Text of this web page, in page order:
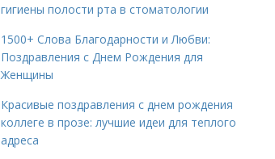
гигиены полости рта в стоматологии
1500+ Слова Благодарности и Любви:
Поздравления с Днем Рождения для
Женщины
Красивые поздравления с днем рождения
коллеге в прозе: лучшие идеи для теплого
адреса